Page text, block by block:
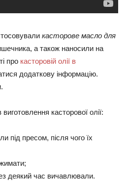
касторове масло для
а також наносили на
про касторовій олії в
додаткову інформацію.
касторової олії:
під пресом, після чого їх
деякий час вичавлювали.